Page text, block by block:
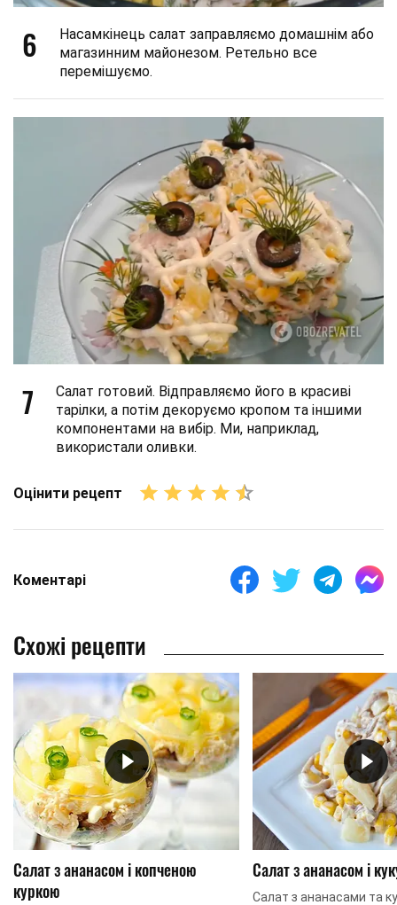
6
Насамкінець салат заправляємо домашнім або
магазинним майонезом. Ретельно все
перемішуємо.
7
Салат готовий. Відправляємо його в красиві
тарілки, а потім декоруємо кропом та іншими
компонентами на вибір. Ми, наприклад,
використали оливки.
Оцінити рецепт
Коментарі
Схожі рецепти
Салат з ананасом і копченою
куркою
Салат з ананасом і
Салат з ананасами та